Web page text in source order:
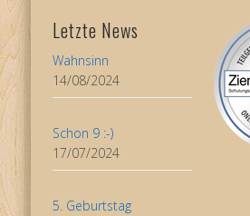
Letzte News
Wahnsinn
14/08/2024
Schon 9 :-)
17/07/2024
5. Geburtstag